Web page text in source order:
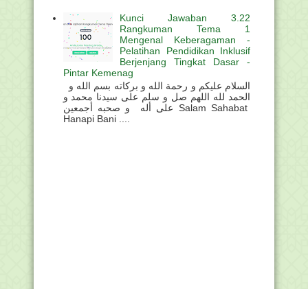
Kunci Jawaban 3.22
Rangkuman Tema 1
Mengenal Keberagaman -
Pelatihan Pendidikan Inklusif
Berjenjang Tingkat Dasar -
Pintar Kemenag
الحمد لله اللهم صل و سلم على سيدنا محمد و
على أله و صحبه أجمعين Salam Sahabat
Hanapi Bani ....